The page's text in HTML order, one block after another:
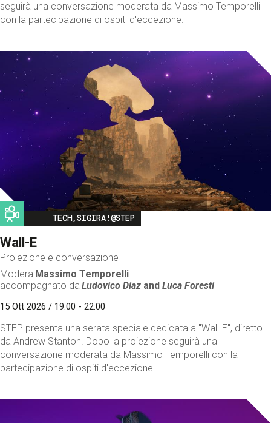
seguirà una conversazione moderata da Massimo Temporelli
con la partecipazione di ospiti d'eccezione.
Image
TECH,SIGIRA!@STEP
Wall-E
Proiezione e conversazione
Modera Massimo Temporelli
accompagnato da Ludovico Diaz andLuca Foresti
15 Ott 2026 / 19:00 - 22:00
STEP presenta una serata speciale dedicata a "Wall-E", diretto
da Andrew Stanton. Dopo la proiezione seguirà una
conversazione moderata da Massimo Temporelli con la
partecipazione di ospiti d'eccezione.